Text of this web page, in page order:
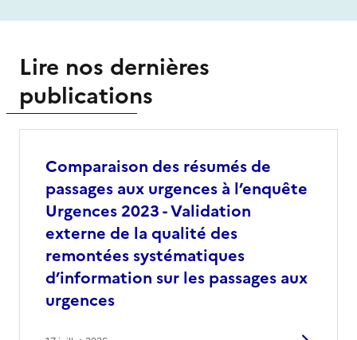
Lire nos dernières
publications
Comparaison des résumés de
passages aux urgences à l’enquête
Urgences 2023 - Validation
externe de la qualité des
remontées systématiques
d’information sur les passages aux
urgences